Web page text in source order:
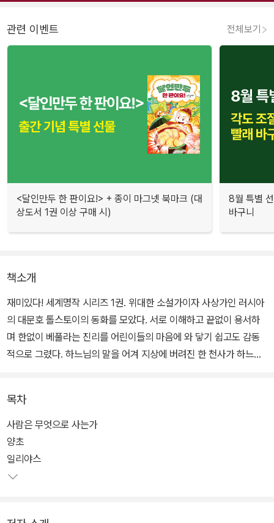
관련 이벤트 전체보기
<달인만두 한 판이요!> + 종이 마그넷 북마크 (대
상도서 1권 이상 구매 시)
8월 특별
바구니
책소개
재미있다! 세계명작 시리즈 1권. 위대한 소설가이자 사상가인 러시아
의 대문호 톨스토이의 동화를 모았다. 서로 이해하고 끝없이 용서하
며 한없이 베풀라는 진리를 어린이들의 마음에 와 닿기 쉽고도 감동
적으로 그렸다. 하느님의 말을 어겨 지상에 버려진 한 천사가 하느님
순례 다니는 내내 하느님의 뜻에 맞는 말과 행동만을 하기로 마음먹
은 노인의 이야기를 담은 「두 노인」 등 11편의 동화를 엮었다.
목차
사람은 무엇으로 사는가
양초
일리야스